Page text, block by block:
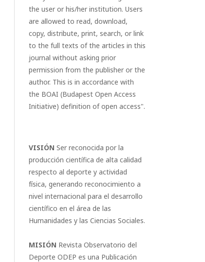
the user or his/her institution. Users
are allowed to read, download,
copy, distribute, print, search, or link
to the full texts of the articles in this
journal without asking prior
permission from the publisher or the
author. This is in accordance with
the BOAI (Budapest Open Access
Initiative) definition of open access".
VISIÓN Ser reconocida por la
producción científica de alta calidad
respecto al deporte y actividad
física, generando reconocimiento a
nivel internacional para el desarrollo
científico en el área de las
Humanidades y las Ciencias Sociales.
MISIÓN Revista Observatorio del
Deporte ODEP es una Publicación